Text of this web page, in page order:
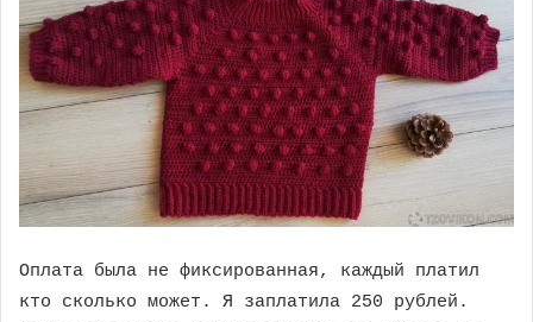
Оплата была не фиксированная, каждый платил
кто сколько может. Я заплатила 250 рублей.